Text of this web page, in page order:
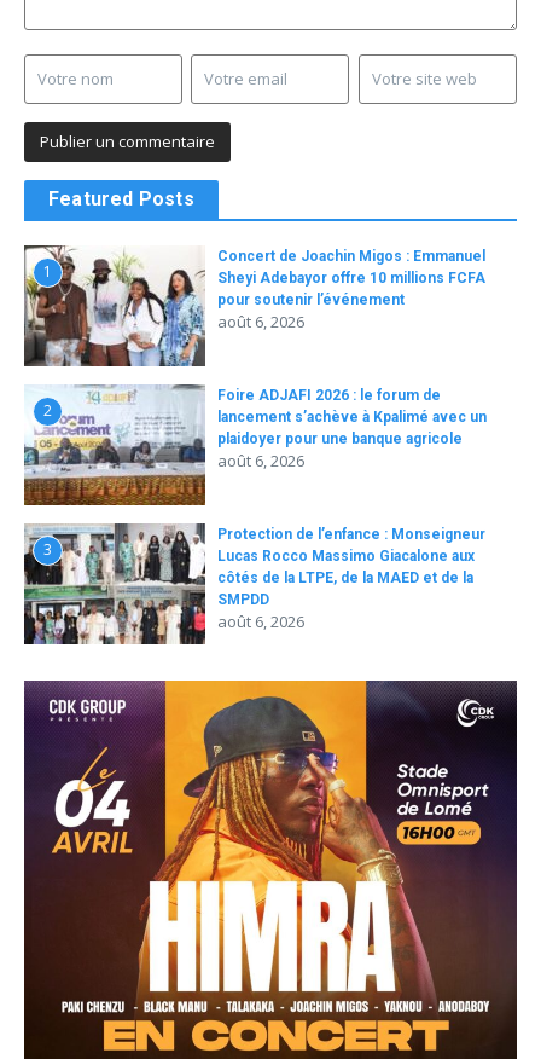
Featured Posts
1
Concert de Joachin Migos : Emmanuel
Sheyi Adebayor offre 10 millions FCFA
pour soutenir l’événement
août 6, 2026
2
Foire ADJAFI 2026 : le forum de
lancement s’achève à Kpalimé avec un
plaidoyer pour une banque agricole
août 6, 2026
3
Protection de l’enfance : Monseigneur
Lucas Rocco Massimo Giacalone aux
côtés de la LTPE, de la MAED et de la
SMPDD
août 6, 2026